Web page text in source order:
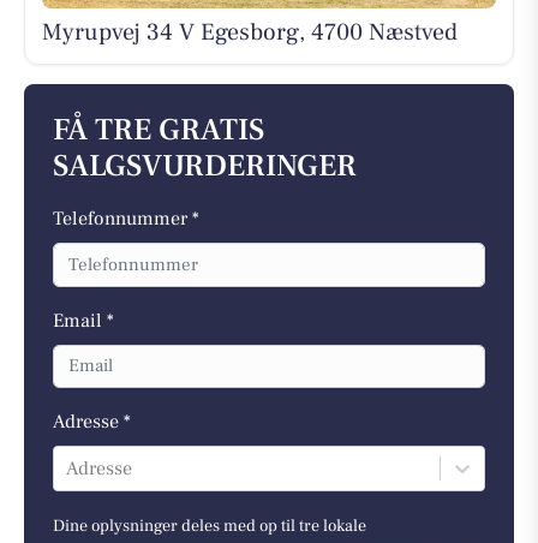
Myrupvej 34 V Egesborg, 4700 Næstved
FÅ TRE GRATIS
SALGSVURDERINGER
Telefonnummer *
Email *
Adresse *
Adresse
Dine oplysninger deles med op til tre lokale